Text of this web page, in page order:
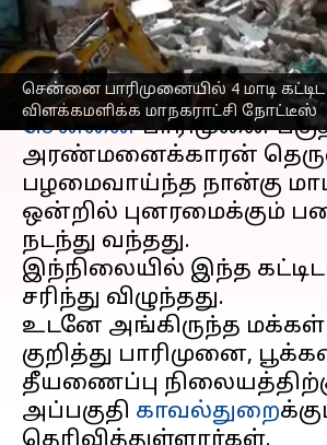
சென்னை பாரிமுனையில் 4 மாடி
விளக்கமளிக்க மாநகராட்சி நோட்டீஸ்
எழுதியவர் Nivetha P Apr 20, 2023 01:14
செய்தி முன்னோட்டம்
சென்னைபாரிமுனை
அரண்மனைக்காரன்
பழமைவாய்ந்த நான்கு
ஒன்றில் புனரமைக்கும்
நடந்து வந்தது.
இந்நிலையில் இந்த
சரிந்து விழுந்தது.
உடனே அங்கிருந்த மக்கள்
குறித்து பாரிமுனை,
தீயணைப்பு
அப்பகுதி காவல்துறை